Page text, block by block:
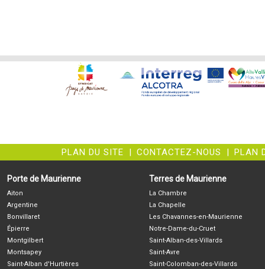
PLAN DU SITE | CONTACTEZ-NOUS | PLAN
Porte de Maurienne
Aiton
Argentine
Bonvillaret
Épierre
Montgilbert
Montsapey
Saint-Alban d'Hurtières
Terres de Maurienne
La Chambre
La Chapelle
Les Chavannes-en-Maurienne
Notre-Dame-du-Cruet
Saint-Alban-des-Villards
Saint-Avre
Saint-Colomban-des-Villards